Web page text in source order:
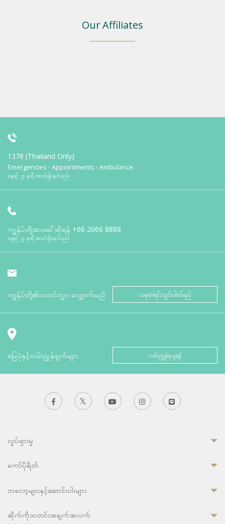
Our Affiliates
1378 (Thailand Only)
Emergencies - Appointments - Ambulance
နေ့စဉ် ၂၄ နာရီ အသင့်ရှိနေပါသည်။
ကျွန်ုပ်တို့အားခေါ်ဆိုရန် +66 2066 8888
နေ့စဉ် ၂၄ နာရီ အသင့်ရှိနေပါသည်။
ကျွန်ုပ်တို့၏သတင်းလွှာ လျှောက်မည် ယခုစာရင်းသွင်းပါဝင်မည်
မြေပုံနှင့်လမ်းညွှန်ချက်များ လမ်းညွှန်ရယူရန်
လှုပ်ရှားမှု
ကော်ပိုရိတ်
ဘလော့များနှင့်ဆောင်းပါးများ
ဆိုက်ကိုသတင်းအချက်အလက်